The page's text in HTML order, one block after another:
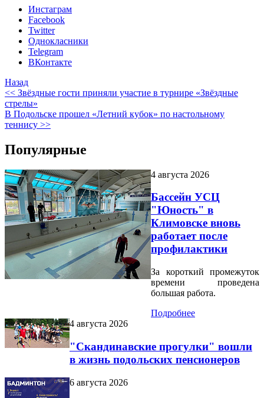
Инстаграм
Facebook
Twitter
Однокласники
Telegram
ВКонтакте
Назад
<< Звёздные гости приняли участие в турнире «Звёздные
стрелы»
В Подольске прошел «Летний кубок» по настольному
теннису >>
Популярные
4 августа 2026
Бассейн УСЦ
"Юность" в
Климовске вновь
работает после
профилактики
За короткий промежуток
времени проведена
большая работа.
Подробнее
4 августа 2026
"Скандинавские прогулки" вошли
в жизнь подольских пенсионеров
6 августа 2026